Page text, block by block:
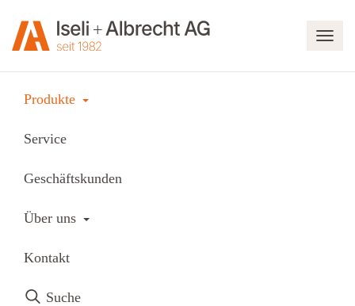
Produkte Toggle Dropdown
Service
Geschäftskunden
Über uns Toggle Dropdown
Kontakt
Suche
Produkte
Wäschepflege
Electrolux
Electrolux TWGL5E502